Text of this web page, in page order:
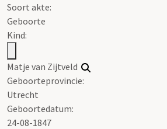
Soort akte:
Geboorte
Kind:
Matje van Zijtveld
Geboorteprovincie:
Utrecht
Geboortedatum:
24-08-1847